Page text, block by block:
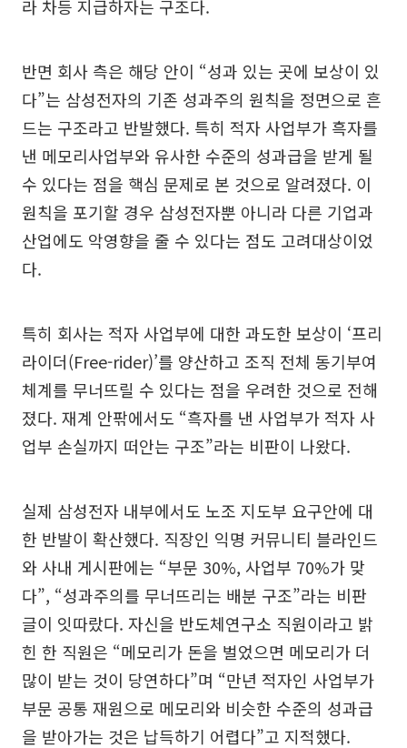
라 차등 지급하자는 구조다.
반면 회사 측은 해당 안이 “성과 있는 곳에 보상이 있
다”는 삼성전자의 기존 성과주의 원칙을 정면으로 흔
드는 구조라고 반발했다. 특히 적자 사업부가 흑자를
낸 메모리사업부와 유사한 수준의 성과급을 받게 될
수 있다는 점을 핵심 문제로 본 것으로 알려졌다. 이
원칙을 포기할 경우 삼성전자뿐 아니라 다른 기업과
산업에도 악영향을 줄 수 있다는 점도 고려대상이었
다.
특히 회사는 적자 사업부에 대한 과도한 보상이 ‘프리
라이더(Free-rider)’를 양산하고 조직 전체 동기부여
체계를 무너뜨릴 수 있다는 점을 우려한 것으로 전해
졌다. 재계 안팎에서도 “흑자를 낸 사업부가 적자 사
업부 손실까지 떠안는 구조”라는 비판이 나왔다.
실제 삼성전자 내부에서도 노조 지도부 요구안에 대
한 반발이 확산했다. 직장인 익명 커뮤니티 블라인드
와 사내 게시판에는 “부문 30%, 사업부 70%가 맞
다”, “성과주의를 무너뜨리는 배분 구조”라는 비판
글이 잇따랐다. 자신을 반도체연구소 직원이라고 밝
힌 한 직원은 “메모리가 돈을 벌었으면 메모리가 더
많이 받는 것이 당연하다”며 “만년 적자인 사업부가
부문 공통 재원으로 메모리와 비슷한 수준의 성과급
을 받아가는 것은 납득하기 어렵다”고 지적했다.